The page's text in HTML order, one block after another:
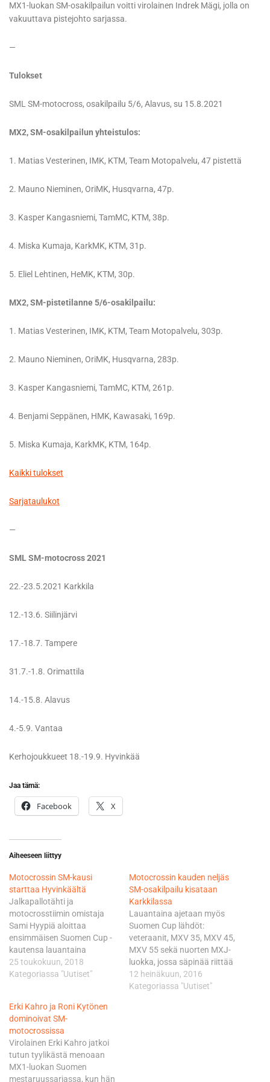
MX1-luokan SM-osakilpailun voitti virolainen Indrek Mägi, jolla on
vakuuttava pistejohto sarjassa.
—
Tulokset
SML SM-motocross, osakilpailu 5/6, Alavus, su 15.8.2021
MX2, SM-osakilpailun yhteistulos:
1. Matias Vesterinen, IMK, KTM, Team Motopalvelu, 47 pistettä
2. Mauno Nieminen, OriMK, Husqvarna, 47p.
3. Kasper Kangasniemi, TamMC, KTM, 38p.
4. Miska Kumaja, KarkMK, KTM, 31p.
5. Eliel Lehtinen, HeMK, KTM, 30p.
MX2, SM-pistetilanne 5/6-osakilpailu:
1. Matias Vesterinen, IMK, KTM, Team Motopalvelu, 303p.
2. Mauno Nieminen, OriMK, Husqvarna, 283p.
3. Kasper Kangasniemi, TamMC, KTM, 261p.
4. Benjami Seppänen, HMK, Kawasaki, 169p.
5. Miska Kumaja, KarkMK, KTM, 164p.
Kaikki tulokset
Sarjataulukot
—
SML SM-motocross 2021
22.-23.5.2021 Karkkila
12.-13.6. Siilinjärvi
17.-18.7. Tampere
31.7.-1.8. Orimattila
14.-15.8. Alavus
4.-5.9. Vantaa
Kerhojoukkueet 18.-19.9. Hyvinkää
Jaa tämä:
Facebook X
Aiheeseen liittyy
Motocrossin SM-kausi
starttaa Hyvinkäältä
Jalkapallotähti ja
motocrosstiimin omistaja
Sami Hyypiä aloittaa
ensimmäisen Suomen Cup -
kautensa lauantaina
luokassa MXV45. –
Aikaisemmin olen kisannut
luokassa, joten nyt pääsen
sitten luokkaa ylemmäksi
vanhempien seuraan, Hyypiä
naurahtaa. Kahdesta
aiemmasta kilpailuista
suomalainen saavutti
25 toukokuun, 2018
Kategoriassa "Uutiset"
Motocrossin kauden neljäs
SM-osakilpailu kisataan
Karkkilassa
Lauantaina ajetaan myös
Suomen Cup lähdöt:
veteraanit, MXV 35, MXV 45,
MXV 55 sekä nuorten MXJ-
luokka, jossa säpinää riittää
varmasti molempiin päivän
kisaeriin. Sunnuntaina on
12 heinäkuun, 2016
Kategoriassa "Uutiset"
Erki Kahro ja Roni Kytönen
dominoivat SM-
motocrossissa
Virolainen Erki Kahro jatkoi
tutun tyylikästä menoaan
MX1-luokan Suomen
mestaruussarjassa, kun hän